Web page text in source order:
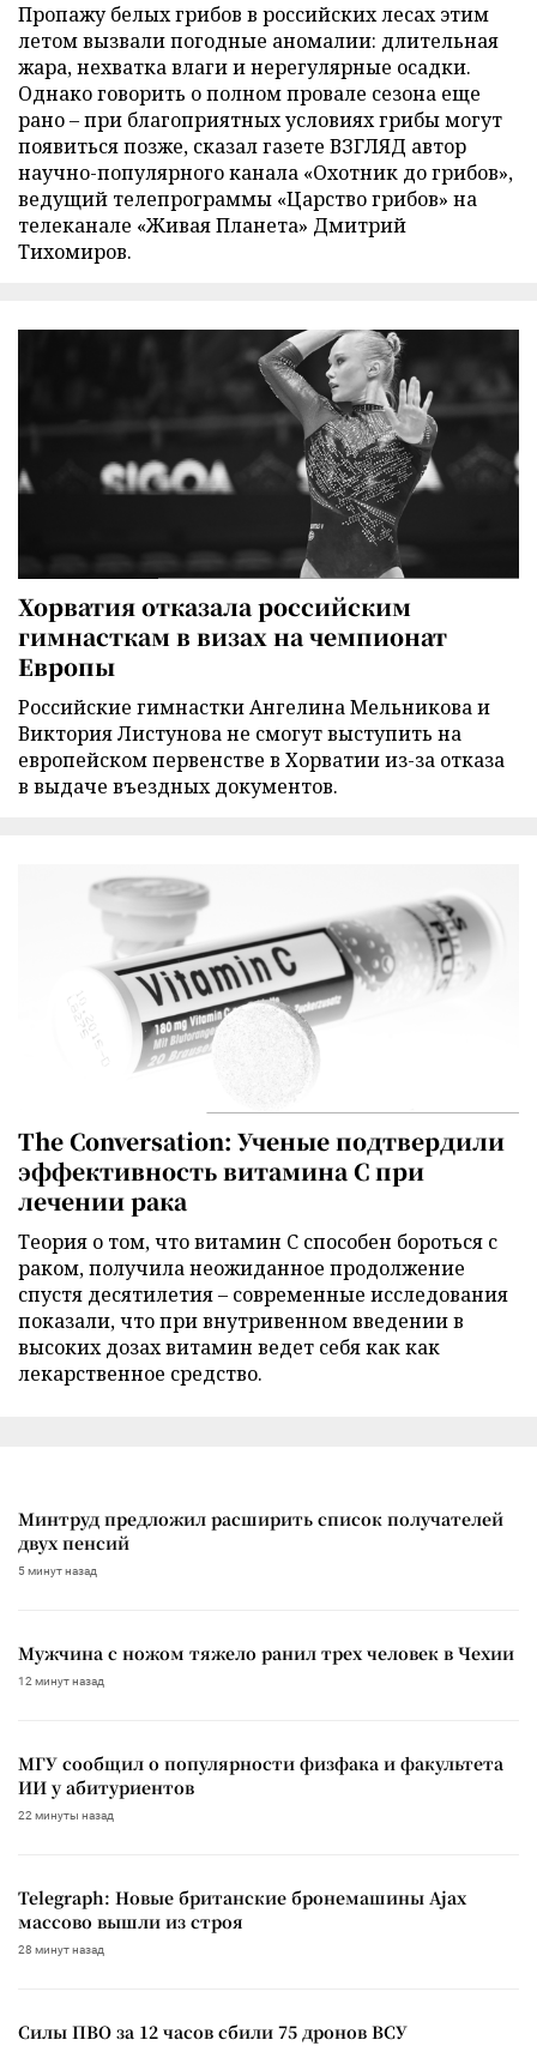
Пропажу белых грибов в российских лесах этим
летом вызвали погодные аномалии: длительная
жара, нехватка влаги и нерегулярные осадки.
Однако говорить о полном провале сезона еще
рано – при благоприятных условиях грибы могут
появиться позже, сказал газете ВЗГЛЯД автор
научно-популярного канала «Охотник до грибов»,
ведущий телепрограммы «Царство грибов» на
телеканале «Живая Планета» Дмитрий
Тихомиров.
Хорватия отказала российским
гимнасткам в визах на чемпионат
Европы
Российские гимнастки Ангелина Мельникова и
Виктория Листунова не смогут выступить на
европейском первенстве в Хорватии из-за отказа
в выдаче въездных документов.
The Conversation: Ученые подтвердили
эффективность витамина C при
лечении рака
Теория о том, что витамин C способен бороться с
раком, получила неожиданное продолжение
спустя десятилетия – современные исследования
показали, что при внутривенном введении в
высоких дозах витамин ведет себя как как
лекарственное средство.
Минтруд предложил расширить список получателей
двух пенсий
5 минут назад
Мужчина с ножом тяжело ранил трех человек в Чехии
12 минут назад
МГУ сообщил о популярности физфака и факультета
ИИ у абитуриентов
22 минуты назад
Telegraph: Новые британские бронемашины Ajax
массово вышли из строя
28 минут назад
Силы ПВО за 12 часов сбили 75 дронов ВСУ